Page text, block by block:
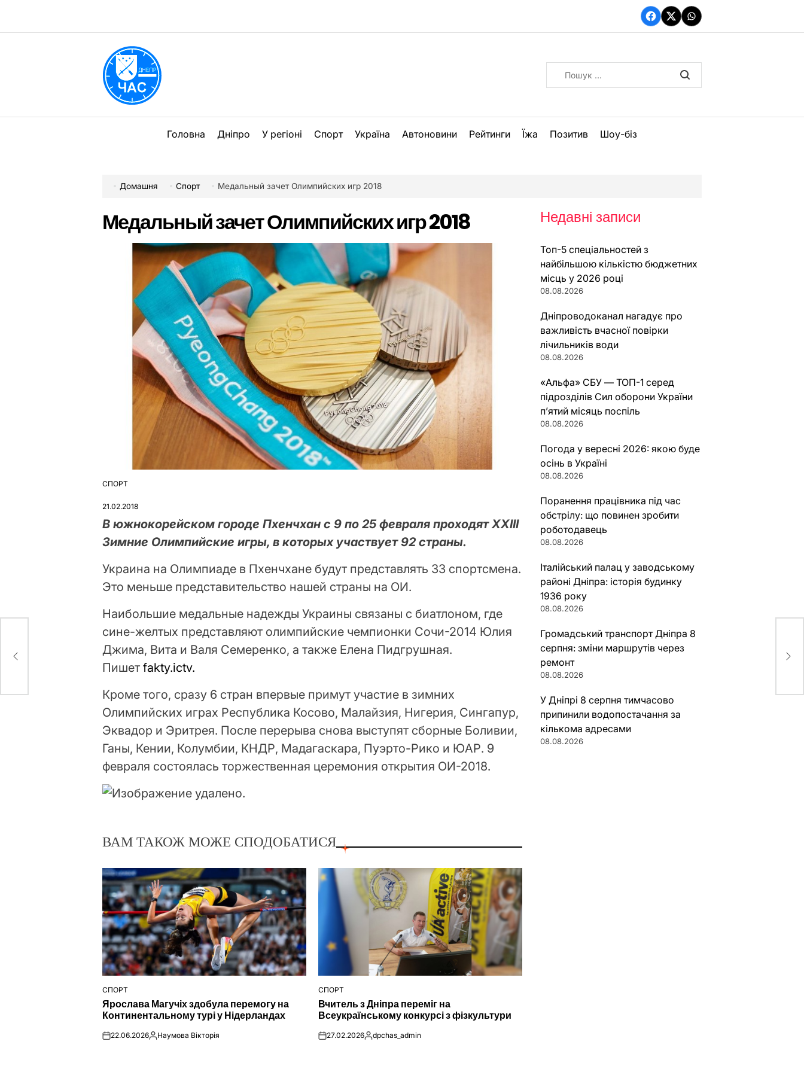
вмісту
Facebook
TwitterWhatsApp
Головна Дніпро У регіоні Спорт Україна Автоновини Рейтинги Їжа Позитив Шоу-біз
Домашня Спорт Медальный зачет Олимпийских игр 2018
Медальный зачет Олимпийских игр 2018
ОПУБЛІКУВАТИ
СПОРТ
21.02.2018
В южнокорейском городе Пхенчхан с 9 по 25 февраля проходят XXIII
Зимние Олимпийские игры, в которых участвует 92 страны.
Украина на Олимпиаде в Пхенчхане будут представлять 33 спортсмена.
Это меньше представительство нашей страны на ОИ.
Наибольшие медальные надежды Украины связаны с биатлоном, где
сине-желтых представляют олимпийские чемпионки Сочи-2014 Юлия
Джима, Вита и Валя Семеренко, а также Елена Пидгрушная.
Пишетfakty.ictv.
Кроме того, сразу 6 стран впервые примут участие в зимних
Олимпийских играх Республика Косово, Малайзия, Нигерия, Сингапур,
Эквадор и Эритрея. После перерыва снова выступят сборные Боливии,
Ганы, Кении, Колумбии, КНДР, Мадагаскара, Пуэрто-Рико и ЮАР. 9
февраля состоялась торжественная церемония открытия ОИ-2018.
ВАМ ТАКОЖ МОЖЕ СПОДОБАТИСЯ
ОПУБЛІКУВАТИ
У
СПОРТ
Ярослава Магучіх здобула перемогу на
Континентальному турі у Нідерландах
on22.06.2026Опубліковано
Наумова Вікторія
ОПУБЛІКУВАТИ
У
СПОРТ
Вчитель з Дніпра переміг на
Всеукраїнському конкурсі з фізкультури
on27.02.2026Опубліковано
dpchas_admin
люк
Недавні записи
Топ-5 спеціальностей з
найбільшою кількістю бюджетних
місць у 2026 році
08.08.2026
Дніпроводоканал нагадує про
важливість вчасної повірки
лічильників води
08.08.2026
«Альфа» СБУ — ТОП-1 серед
підрозділів Сил оборони України
п’ятий місяць поспіль
08.08.2026
Погода у вересні 2026: якою буде
осінь в Україні
08.08.2026
Поранення працівника під час
обстрілу: що повинен зробити
роботодавець
08.08.2026
Італійський палац у заводському
районі Дніпра: історія будинку
1936 року
08.08.2026
Громадський транспорт Дніпра 8
серпня: зміни маршрутів через
ремонт
08.08.2026
У Дніпрі 8 серпня тимчасово
припинили водопостачання за
кількома адресами
08.08.2026